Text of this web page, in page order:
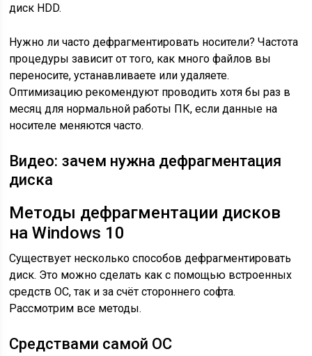
диск HDD.
Нужно ли часто дефрагментировать носители? Частота
процедуры зависит от того, как много файлов вы
переносите, устанавливаете или удаляете.
Оптимизацию рекомендуют проводить хотя бы раз в
месяц для нормальной работы ПК, если данные на
носителе меняются часто.
Видео: зачем нужна дефрагментация
диска
Методы дефрагментации дисков
на Windows 10
Существует несколько способов дефрагментировать
диск. Это можно сделать как с помощью встроенных
средств ОС, так и за счёт стороннего софта.
Рассмотрим все методы.
Средствами самой ОС